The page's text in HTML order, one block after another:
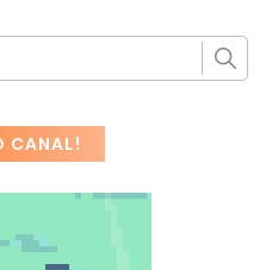
CANAL!